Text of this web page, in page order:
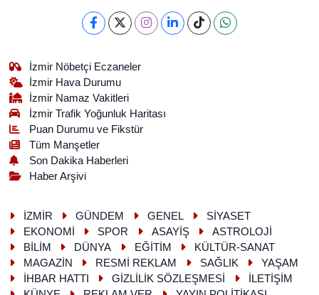
İzmir Nöbetçi Eczaneler
İzmir Hava Durumu
İzmir Namaz Vakitleri
İzmir Trafik Yoğunluk Haritası
Puan Durumu ve Fikstür
Tüm Manşetler
Son Dakika Haberleri
Haber Arşivi
İZMİR GÜNDEM GENEL
SİYASET
EKONOMİ
SPOR ASAYİŞ
ASTROLOJİ
BİLİM
DÜNYA EĞİTİM
KÜLTÜR-SANAT
MAGAZİN
RESMİ REKLAM SAĞLIK
YAŞAM
İHBAR HATTI
GİZLİLİK SÖZLEŞMESİ
İLETİŞİM